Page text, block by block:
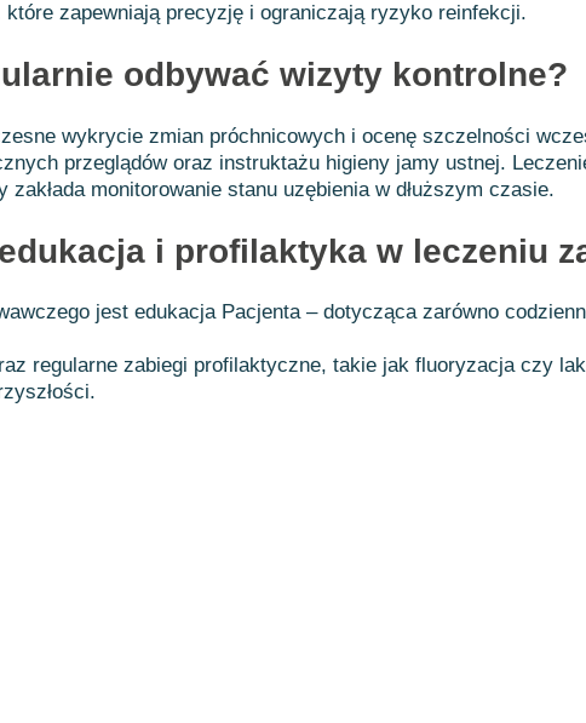
zapewniają precyzję i ograniczają ryzyko reinfekcji.
odbywać wizyty kontrolne?
wykrycie zmian próchnicowych i ocenę szczelności
przeglądów oraz instruktażu higieny jamy ustnej.
monitorowanie stanu uzębienia w dłuższym czasie.
i profilaktyka w leczeniu
jest edukacja Pacjenta – dotycząca zarówno
regularne zabiegi profilaktyczne, takie jak fluoryzacja czy